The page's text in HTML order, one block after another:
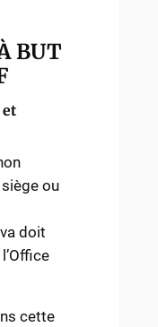
BUT
et
ou
doit
cette